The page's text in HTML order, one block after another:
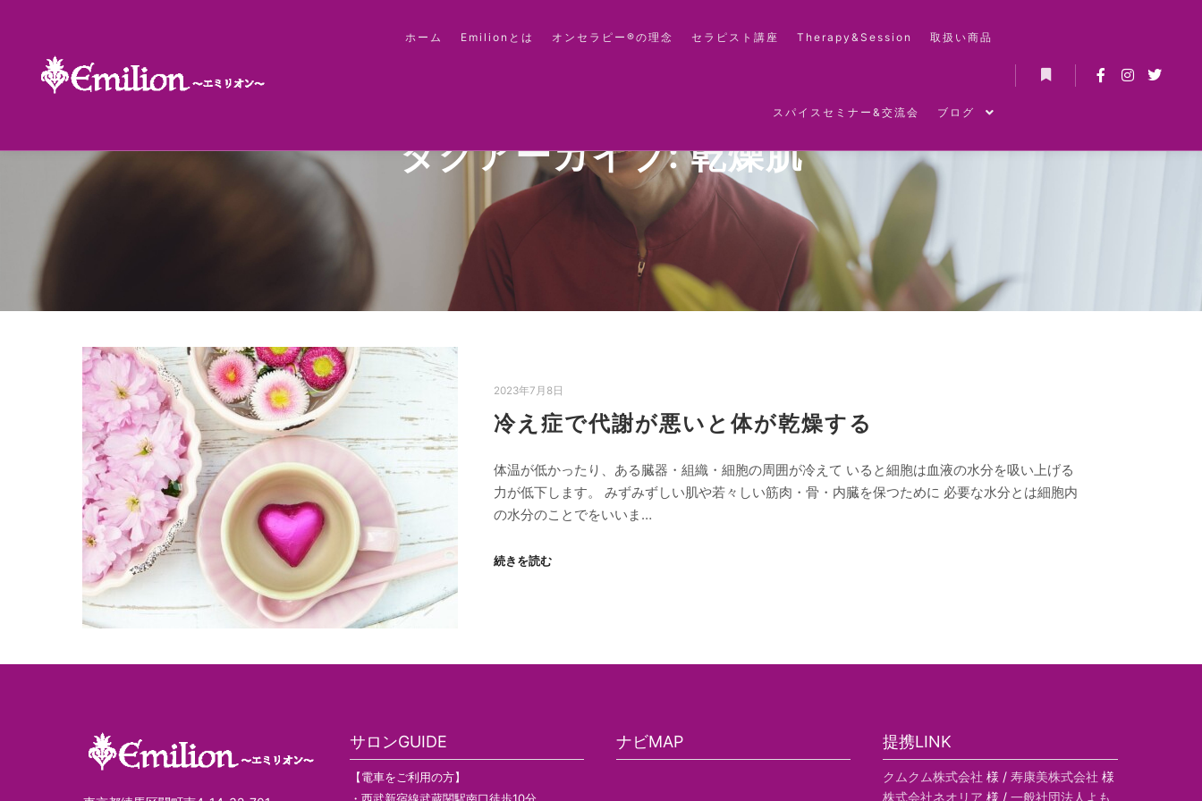
ホーム Emilionとは オンセラピー®の理念 セラピスト講座 Therapy&Session 取扱い商品
スパイスセミナー&交流会 ブログ
タグアーカイブ:乾燥肌
2023年7月8日
冷え症で代謝が悪いと体が乾燥する
体温が低かったり、ある臓器・組織・細胞の周囲が冷えて いると細胞は血液の水分を吸い上げる
力が低下します。 みずみずしい肌や若々しい筋肉・骨・内臓を保つために 必要な水分とは細胞内
の水分のことでをいいま…
続きを読む
サロンGUIDE
【電車をご利用の方】
ナビMAP 提携LINK
クムクム株式会社 様 /寿康美株式会社 様
株式会社ネオリア 様 /一般社団法人よも